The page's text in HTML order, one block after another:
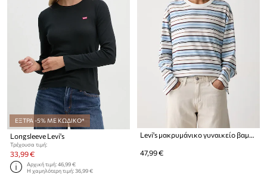
ΕΞΤΡΑ -5% ΜΕ ΚΩΔΙΚΟ*
Longsleeve Levi's
Τρέχουσα τιμή:
33,99 €
Αρχική τιμή:46,99 €
Η χαμηλότερη τιμή:36,99 €
Levi's μακρυμάνικο γυναικείο βαμβακερό VINTAGE LS
47,99 €